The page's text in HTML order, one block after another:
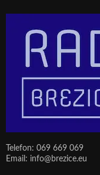
Telefon: 069 669 069
Email: info@brezice.eu